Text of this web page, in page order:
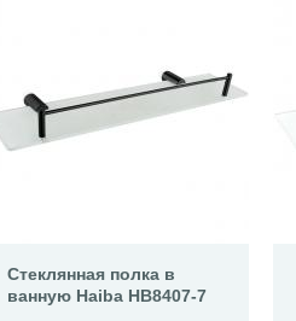
Стеклянная полка в
ванную Haiba HB8407-7